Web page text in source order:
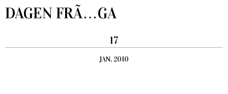
DAGEN FRÃ…GA
17
JAN, 2010